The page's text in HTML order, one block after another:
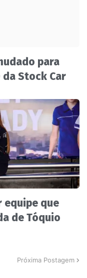
para
da Stock Car
equipe que
de Tóquio
Próxima Postagem